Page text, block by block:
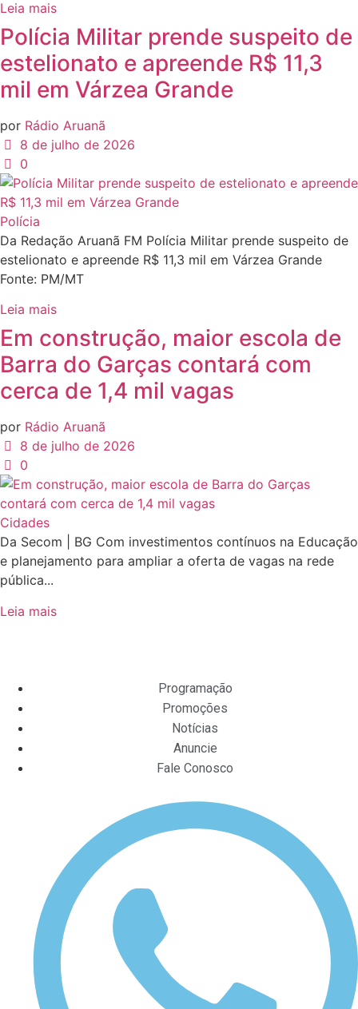
Leia mais
Polícia Militar prende suspeito de
estelionato e apreende R$ 11,3
mil em Várzea Grande
por Rádio Aruanã
8 de julho de 2026
0
Polícia
Da Redação Aruanã FM Polícia Militar prende suspeito de
estelionato e apreende R$ 11,3 mil em Várzea Grande
Fonte: PM/MT
Leia mais
Em construção, maior escola de
Barra do Garças contará com
cerca de 1,4 mil vagas
por Rádio Aruanã
8 de julho de 2026
0
Cidades
Da Secom | BG Com investimentos contínuos na Educação
e planejamento para ampliar a oferta de vagas na rede
pública...
Leia mais
Programação
Promoções
Notícias
Anuncie
Fale Conosco